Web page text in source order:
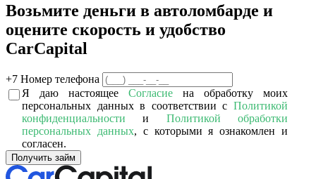
Возьмите деньги в автоломбарде и
оцените скорость и удобство
CarCapital
+7 Номер телефона
Я даю настоящее Согласие на обработку моих
персональных данных в соответствии с Политикой
конфиденциальности и Политикой обработки
персональных данных, с которыми я ознакомлен и
согласен.
Получить займ